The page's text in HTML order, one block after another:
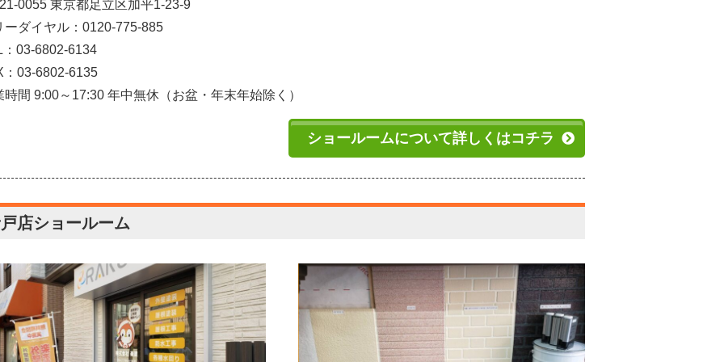
0055 東京都足立区加平1-23-9
ーダイヤル：0120-775-885
：03-6802-6134
：03-6802-6135
時間 9:00～17:30 年中無休（お盆・年末年始除く）
ショールームについて詳しくはコチラ
店ショールーム